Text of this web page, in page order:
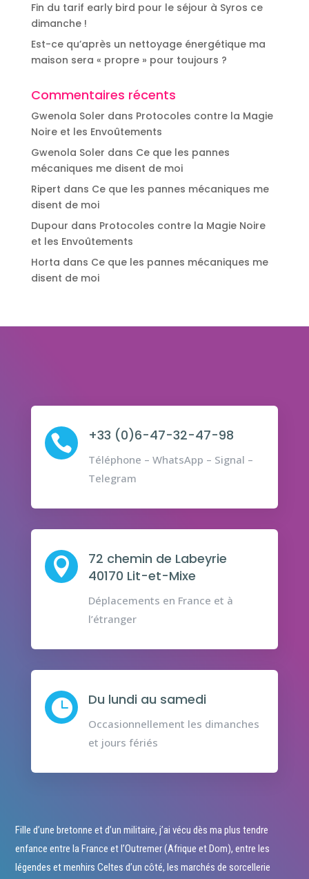
Fin du tarif early bird pour le séjour à Syros ce
dimanche !
Est-ce qu’après un nettoyage énergétique ma
maison sera « propre » pour toujours ?
Commentaires récents
Gwenola Soler dans Protocoles contre la Magie
Noire et les Envoûtements
Gwenola Soler dans Ce que les pannes
mécaniques me disent de moi
Ripert dans Ce que les pannes mécaniques me
disent de moi
Dupour dans Protocoles contre la Magie Noire
et les Envoûtements
Horta dans Ce que les pannes mécaniques me
disent de moi
 +33 (0)6-47-32-47-98
Téléphone – WhatsApp – Signal –
Telegram

72 chemin de Labeyrie
40170 Lit-et-Mixe
Déplacements en France et à
l’étranger
 Du lundi au samedi
Occasionnellement les dimanches
et jours fériés
Fille d’une bretonne et d’un militaire, j’ai vécu dès ma plus tendre
enfance entre la France et l’Outremer (Afrique et Dom), entre les
légendes et menhirs Celtes d’un côté, les marchés de sorcellerie